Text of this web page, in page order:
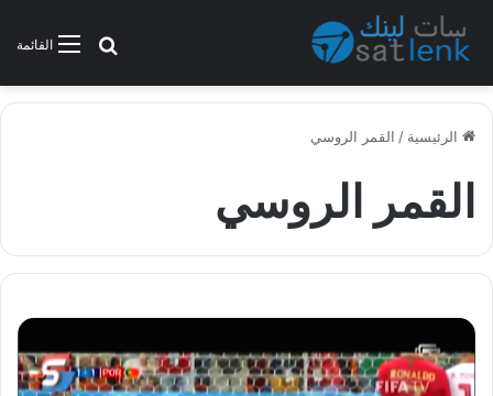
القائمةبحث عن
الرئيسية / القمر الروسي
القمر الروسي